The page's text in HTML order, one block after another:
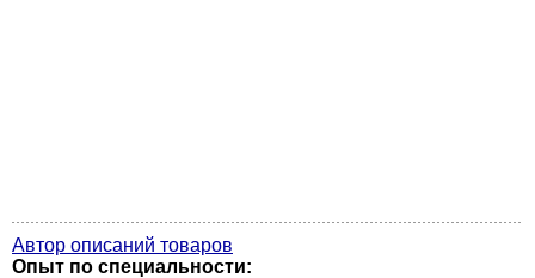
Автор описаний товаров
Опыт по специальности: